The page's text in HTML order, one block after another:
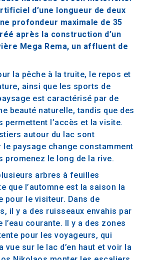
d’une longueur de deux
profondeur maximale de 35
après la construction d’un
Mega Rema, un affluent de
la pêche à la truite, le repos et
ainsi que les sports de
est caractérisé par de
beauté naturelle, tandis que des
l’accès et la visite.
autour du lac sont
le paysage change constamment
promenez le long de la rive.
arbres à feuilles
que l’automne est la saison la
pour le visiteur. Dans de
il y a des ruisseaux envahis par
l’eau courante. Il y a des zones
pour les voyageurs, qui
vue sur le lac d’en haut et voir la